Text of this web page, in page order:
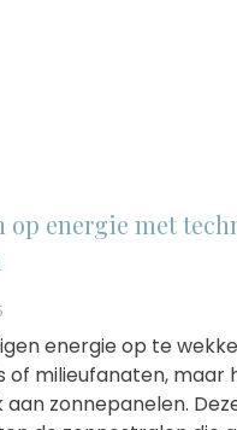
op energie met
energie op te
milieufanaten, maar
aan zonnepanelen.